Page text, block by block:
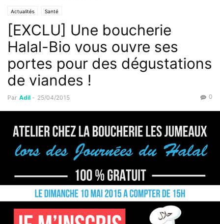
Actualités Santé
[EXCLU] Une boucherie
Halal-Bio vous ouvre ses
portes pour des dégustations
de viandes !
Par Adil - 25/04/2015 0